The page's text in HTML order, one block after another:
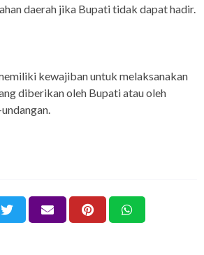
daerah jika Bupati tidak dapat hadir.
kewajiban untuk melaksanakan
diberikan oleh Bupati atau oleh